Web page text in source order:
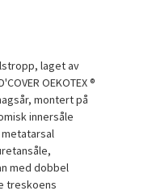
laget av
OEKOTEX ®
montert på
innersåle
med dobbel
treskoens